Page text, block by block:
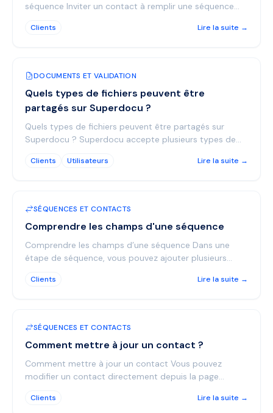
séquence Inviter un contact à remplir une séquence
Clients Lire la suite →
DOCUMENTS ET VALIDATION
Quels types de fichiers peuvent être
partagés sur Superdocu ?
Quels types de fichiers peuvent être partagés sur
Superdocu ? Superdocu accepte plusieurs types de
es...
Clients Utilisateurs Lire la suite →
SÉQUENCES ET CONTACTS
Comprendre les champs d'une séquence
Comprendre les champs d’une séquence Dans une
étape de séquence, vous pouvez ajouter plusieurs
demandes de do...
Clients Lire la suite →
SÉQUENCES ET CONTACTS
Comment mettre à jour un contact ?
Comment mettre à jour un contact Vous pouvez
modifier un contact directement depuis la page
Ouvrez l...
Clients Lire la suite →